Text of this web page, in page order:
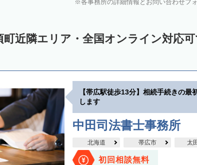
中川郡幕別町 中川郡池田町 中川
天塩郡豊富町 天塩郡幌延町 宗谷郡猿払村 枝幸郡浜
斜里郡清里町 斜里郡小清水町 常呂郡
町 紋別郡遠軽町 紋別郡湧別町
町 有珠郡壮瞥町 白老郡白老町 沙流郡日高町 沙流郡
幌泉郡えりも町
追町 河西郡芽室町 河西郡中札内村 河西郡更別村
各事務所の詳細情報とお問い合わせフ
町近隣エリア・全国オンライン対応
【帯広駅徒歩13分】相続手続きの最
します
中田司法書士事務所
北海道 帯広市 太
初回相談無料